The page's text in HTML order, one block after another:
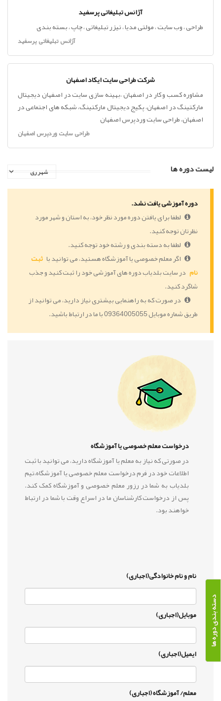
دسته بندی دوره ها
آژانس تبلیغاتی پرسفید
طراحی ، وب سایت ، مولتی مدیا ، تیزر تبلیغاتی ، چاپ ، بسته بندی
آژانس تبلیغاتی پرسفید
شرکت طراحی سایت ایکاد اصفهان
مشاوره کسب و کار در اصفهان ،بهینه سازی سایت در اصفهان دیجیتال
مارکتینگ در اصفهان، پکیج دیجیتال مارکتینگ، شبکه های اجتماعی در
اصفهان، طراحی سایت وردپرس اصفهان
طراحی سایت وردپرس اصفهان
لیست دوره ها
دوره آموزشی یافت نشد.
لطفا برای یافتن دوره مورد نظر خود، به استان و شهر مورد
نظرتان توجه کنید.
لطفا به دسته بندی و رشته خود توجه کنید.
اگر معلم خصوصی یا آموزشگاه هستید، می توانید با ثبت
نام در سایت بلدیاب دوره های آموزشی خود را ثبت کنید و جذب
شاگرد کنید.
در صورت که به راهنمایی بیشتری نیاز دارید، می توانید از
طریق شماره موبایل 09364005055 با ما در ارتباط باشید.
درخواست معلم خصوصی یا آموزشگاه
در صورتی که نیاز به معلم یا آموزشگاه دارید، می توانید با ثبت
اطلاعات خود در فرم درخواست معلم خصوصی یا آموزشگاه،تیم
بلدیاب به شما در رزور معلم خصوصی و آموزشگاه کمک کند.
پس از درخواست کارشناسان ما در اسراع وقت با شما در ارتباط
خواهند بود.
نام و نام خانوادگی(اجباری)
موبایل(اجباری)
ایمیل(اجباری)
معلم/ آموزشگاه (اجباری)